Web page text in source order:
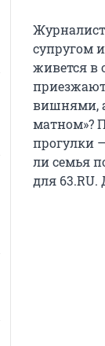
супругом
живется в
вишнями,
матном»?
прогулки
ли семья
для 63.RU.